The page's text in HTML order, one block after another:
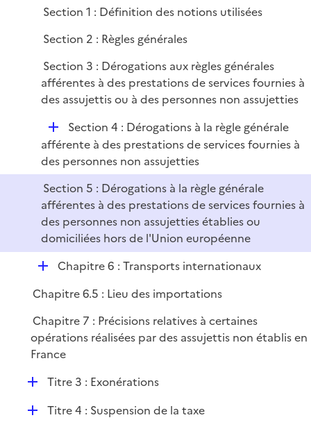
p
e
r
Section 1 : Définition des notions utilisées
Section 2 : Règles générales
Section 3 : Dérogations aux règles générales
afférentes à des prestations de services fournies à
des assujettis ou à des personnes non assujetties
D
é
p
l
i
e
r
Section 4 : Dérogations à la règle générale
afférente à des prestations de services fournies à
des personnes non assujetties
Section 5 : Dérogations à la règle générale
afférentes à des prestations de services fournies à
des personnes non assujetties établies ou
domiciliées hors de l'Union européenne
D
p
l
i
e
Chapitre 6 : Transports internationaux
Chapitre 6.5 : Lieu des importations
Chapitre 7 : Précisions relatives à certaines
opérations réalisées par des assujettis non établis en
France
DTitre 3 : Exonérations
DTitre 4 : Suspension de la taxe